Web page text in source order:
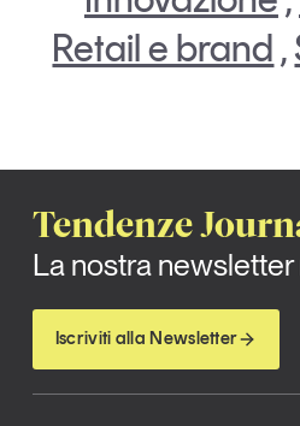
Retail e brand ,
Tendenze
La nostra newsletter
Iscriviti alla Newsletter